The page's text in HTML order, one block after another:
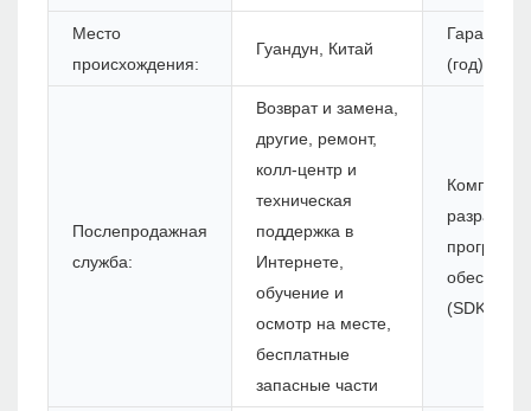
Место
происхождения:
Гуандун, Китай
Гарантия
(год):
Послепродажная
служба:
Возврат и замена,
другие, ремонт,
колл-центр и
техническая
поддержка в
Интернете,
обучение и
осмотр на месте,
бесплатные
запасные части
Комплект
(SDK):